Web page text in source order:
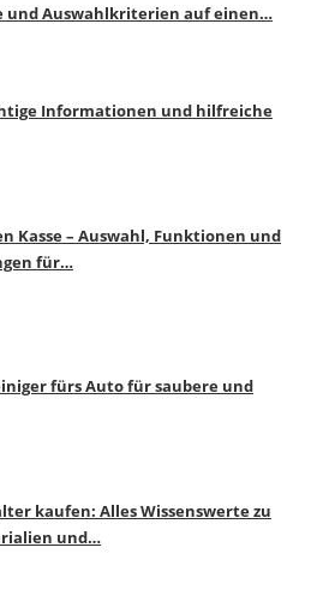
und Auswahlkriterien auf einen…
Informationen und hilfreiche
Kasse – Auswahl, Funktionen und
für…
fürs Auto für saubere und
kaufen: Alles Wissenswerte zu
und…